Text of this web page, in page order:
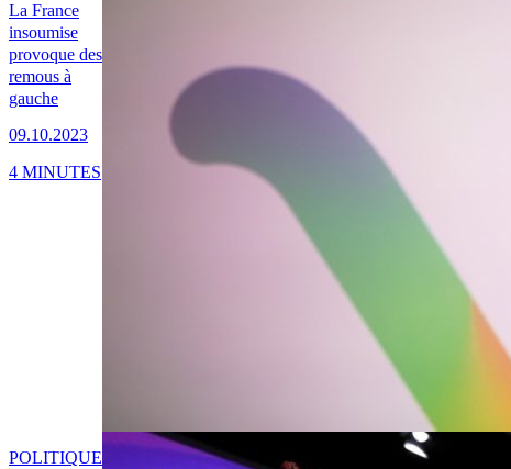
La France
insoumise
provoque des
remous à
gauche
09.10.2023
4 MINUTES
POLITIQUE